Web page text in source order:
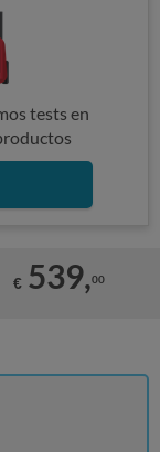
tests en
€ 539,00